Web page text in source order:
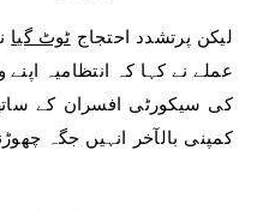
لیکن پرتشدد احتجاج ٹوٹ گیا
عملے نے کہا کہ انتظامیہ
کی سیکورٹی افسران کے
کمپنی بالآخر انہیں جگہ